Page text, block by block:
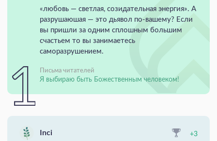
«любовь — светлая, созидательная энергия». А
разрушаюшая — это дьявол по-вашему? Если
вы пришли за одним сплошным большим
счастьем то вы занимаетесь
саморазрушением.
Письма читателей
Я выбираю быть Божественным человеком!
Inci +3